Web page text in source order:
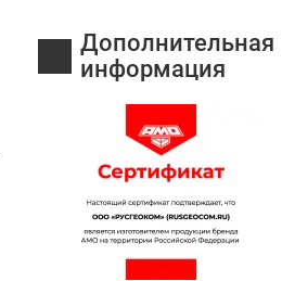
Дополнительная
информация